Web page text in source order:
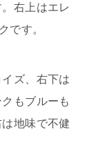
右上はエレ
です。
ズ、右下は
もブルーも
地味で不健